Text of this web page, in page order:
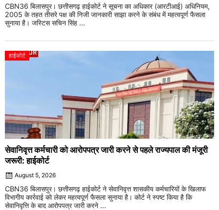
CBN36 बिलासपुर। छत्तीसगढ़ हाईकोर्ट ने सूचना का अधिकार (आरटीआई) अधिनियम,
2005 के तहत तीसरे पक्ष की निजी जानकारी साझा करने के संबंध में महत्वपूर्ण फैसला
सुनाया है। जस्टिस सचिन सिंह ...
हाईकोर्ट
सेवानिवृत्त कर्मचारी को आरोपपत्र जारी करने से पहले राज्यपाल की मंजूरी
जरूरी: हाईकोर्ट
August 5, 2026
CBN36 बिलासपुर। छत्तीसगढ़ हाईकोर्ट ने सेवानिवृत्त शासकीय कर्मचारियों के खिलाफ
विभागीय कार्रवाई को लेकर महत्वपूर्ण फैसला सुनाया है। कोर्ट ने स्पष्ट किया है कि
सेवानिवृत्ति के बाद आरोपपत्र जारी करने ...